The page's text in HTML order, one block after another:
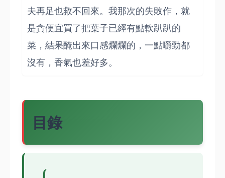
夫再足也救不回來。我那次的失敗作，就
是貪便宜買了把葉子已經有點軟趴趴的
菜，結果醃出來口感爛爛的，一點嚼勁都
沒有，香氣也差好多。
目錄